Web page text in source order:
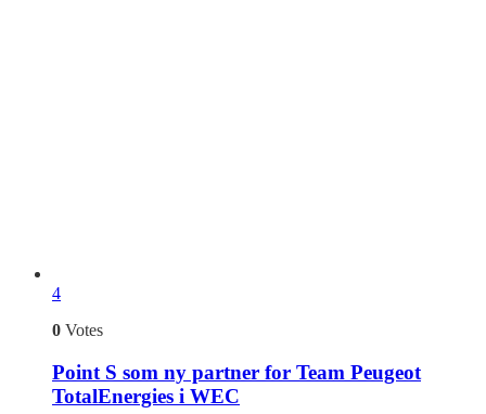
4
0 Votes
Point S som ny partner for Team Peugeot
TotalEnergies i WEC